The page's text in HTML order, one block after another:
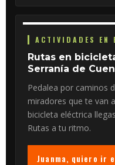
ACTIVIDADES EN
Rutas en
Serranía de
Pedalea por caminos
miradores que te van
bicicleta eléctrica
Rutas a tu ritmo.
Juanma, quiero ir